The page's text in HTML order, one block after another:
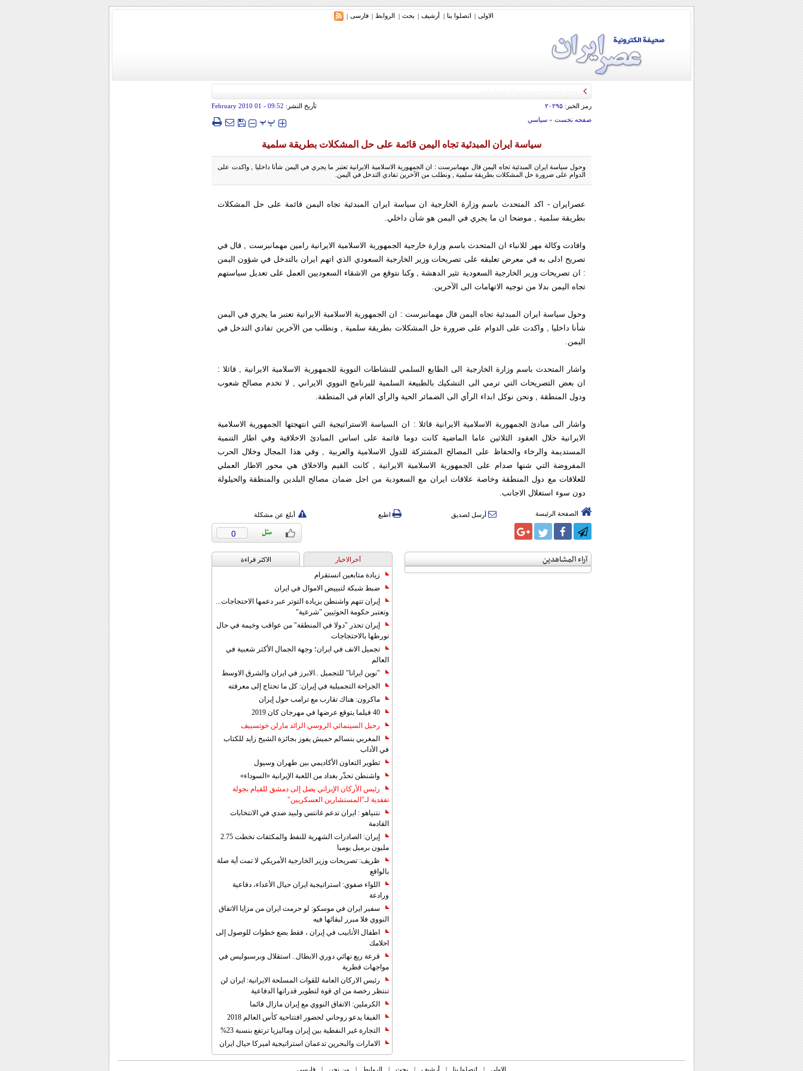
الاولی | اتصلوا بنا | أرشیف | بحث | الروابط | فارسی |
رمز الخبر: ۲۰۲۹۵ تأريخ النشر: 09:52
- 01 February 2010
صفحه نخست» سياسي ‍‍‍ پپ
سياسة ايران المبدئية تجاه اليمن قائمة على حل المشكلات بطريقة سلمية
وحول سياسة ايران المبدئية تجاه اليمن قال مهمانبرست : ان الجمهورية الاسلامية الايرانية تعتبر ما يجري في اليمن شأنا داخليا , واكدت على
الدوام على ضرورة حل المشكلات بطريقة سلمية , ونطلب من الآخرين تفادي التدخل في اليمن.
عصرایران - اكد المتحدث باسم وزارة الخارجية ان سياسة ايران المبدئية تجاه اليمن قائمة على حل المشكلات
بطريقة سلمية , موضحا ان ما يجري في اليمن هو شأن داخلي.
وافادت وكالة مهر للانباء ان المتحدث باسم وزارة خارجية الجمهورية الاسلامية الايرانية رامين مهمانبرست , قال في
تصريح ادلى به في معرض تعليقه على تصريحات وزير الخارجية السعودي الذي اتهم ايران بالتدخل في شؤون اليمن
: ان تصريحات وزير الخارجية السعودية تثير الدهشة , وكنا نتوقع من الاشقاء السعوديين العمل على تعديل سياستهم
تجاه اليمن بدلا من توجيه الاتهامات الى الآخرين.
وحول سياسة ايران المبدئية تجاه اليمن قال مهمانبرست : ان الجمهورية الاسلامية الايرانية تعتبر ما يجري في اليمن
شأنا داخليا , واكدت على الدوام على ضرورة حل المشكلات بطريقة سلمية , ونطلب من الآخرين تفادي التدخل في
اليمن.
واشار المتحدث باسم وزارة الخارجية الى الطابع السلمي للنشاطات النووية للجمهورية الاسلامية الايرانية , قائلا :
ان بعض التصريحات التي ترمي الى التشكيك بالطبيعة السلمية للبرنامج النووي الايراني , لا تخدم مصالح شعوب
ودول المنطقة , ونحن نوكل ابداء الرأي الى الضمائر الحية والرأي العام في المنطقة.
واشار الى مبادئ الجمهورية الاسلامية الايرانية قائلا : ان السياسة الاستراتيجية التي انتهجتها الجمهورية الاسلامية
الايرانية خلال العقود الثلاثين عاما الماضية كانت دوما قائمة على اساس المبادئ الاخلاقية وفي اطار التنمية
المستديمة والرخاء والحفاظ على المصالح المشتركة للدول الاسلامية والعربية , وفي هذا المجال وخلال الحرب
المفروضة التي شنها صدام على الجمهورية الاسلامية الايرانية , كانت القيم والاخلاق هي محور الاطار العملي
للعلاقات مع دول المنطقة وخاصة علاقات ايران مع السعودية من اجل ضمان مصالح البلدين والمنطقة والحيلولة
دون سوء استغلال الاجانب.
الصفحة الرئيسة أرسل لصديق اطبع أبلغ عن مشكلة
0
آراء المشاهدين آخرالاخبار الاکثر قراءة
زيادة متابعين انستقرام
ضبط شبكة لتبييض الاموال في ايران
إيران تتهم واشنطن بزيادة التوتر عبر دعمها الاحتجاجات...
وتعتبر حكومة الحوثيين "شرعية"
إيران تحذر "دولا في المنطقة" من عواقب وخيمة في حال
تورطها بالاحتجاجات
تجميل الانف في ايران؛ وجهة الجمال الأكثر شعبية في
العالم
"نوين ايرانا" للتجميل ..الابرز في ايران والشرق الاوسط
الجراحة التجميلية في إيران: كل ما تحتاج إلى معرفته
ماكرون: هناك تقارب مع ترامب حول إيران
40 فيلما يتوقع عرضها في مهرجان كان 2019
رحيل السينمائي الروسي الرائد مارلن خوتسييف
المغربي بنسالم حميش يفوز بجائزة الشيخ زايد للكتاب
في الآداب
تطوير التعاون الأكاديمي بين طهران وسيول
واشنطن تحذّر بغداد من اللعبة الإيرانية «السوداء»
رئيس الأركان الإيراني يصل إلى دمشق للقيام بجولة
تفقدية لـ"المستشارين العسكريين"
نتنياهو : ايران تدعم غانتس ولبيد ضدي في الانتخابات
القادمة
إيران: الصادرات الشهریة للنفط والمكثفات تخطت 2.75
مليون برميل يوميا
ظريف: تصريحات وزير الخارجية الأمريكي لا تمت أية صلة
بالواقع
اللواء صفوي: استراتيجية ايران حيال الأعداء، دفاعية
ورادعة
سفير ايران في موسكو: لو حرمت ايران من مزايا الاتفاق
النووي فلا مبرر لبقائها فيه
اطفال الأنابيب في إيران ، فقط بضع خطوات للوصول إلى
احلامك
قرعة ربع نهائي دوري الابطال.. استقلال وبرسبوليس في
مواجهات قطرية
رئيس الاركان العامة للقوات المسلحة الايرانية: ايران لن
تنتظر رخصة من اي قوة لتطوير قدراتها الدفاعية
الكرملين: الاتفاق النووي مع إيران مازال قائما
الفيفا يدعو روحاني لحضور افتتاحية كأس العالم 2018
التجارة غیر النفطیة بین إیران ومالیزیا ترتفع بنسبة 23%
الامارات والبحرين تدعمان استراتيجية اميركا حيال ايران
الاولی اتصلوا بنا أرشیف بحث الروابط من نحن فارسی